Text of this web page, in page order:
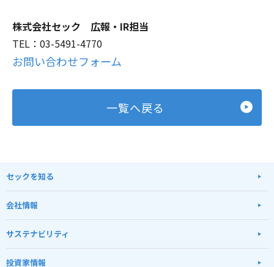
株式会社セック 広報・IR担当
TEL：03-5491-4770
お問い合わせフォーム
一覧へ戻る
セックを知る
会社情報
サステナビリティ
投資家情報